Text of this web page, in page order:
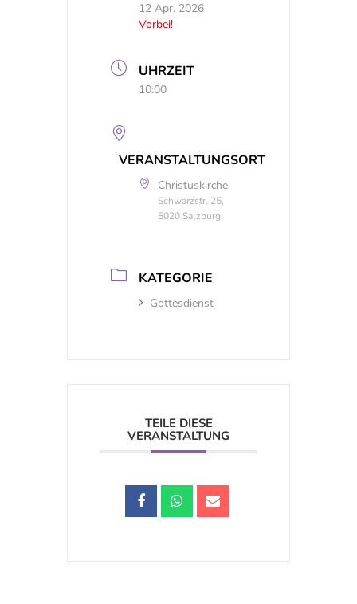
12 Apr. 2026
Vorbei!
UHRZEIT
10:00
VERANSTALTUNGSORT
Christuskirche
Schwarzstr. 25,
5020 Salzburg
KATEGORIE
Gottesdienst
TEILE DIESE
VERANSTALTUNG